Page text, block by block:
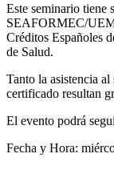
Este seminario tiene
SEAFORMEC/
Créditos Españoles
de Salud.
Tanto la asistencia
certificado resultan
El evento podrá
Fecha y Hora: